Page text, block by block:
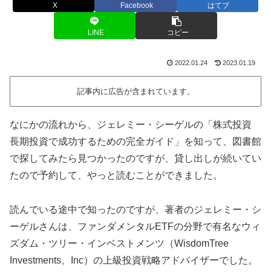
X Facebook はてブ
LINE コピー
2022.01.24 2023.01.19
記事内に広告が含まれています。
なにかの流れから、ジェレミー・シーゲルの「株式投資
長期投資で成功するための完全ガイド」を知って、図書館
で探してみたら見つかったのですが、貸し出しが続いてい
たので予約して、やっと読むことができました。
読んでいる途中で知ったのですが、著者のジェレミー・シ
ーゲルさんは、ファンダメンタルETFの分野で有名なウィ
ズダム・ツリー・インベストメンツ（WisdomTree
Investments、Inc）の上級投資戦略アドバイザーでした。